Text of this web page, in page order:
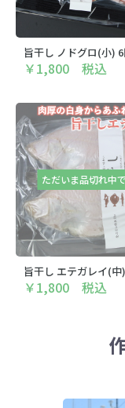
旨干し ノドグロ(小)
￥1,800 税込
ただいま品切れ中で
旨干し エテガレイ(中
￥1,800 税込